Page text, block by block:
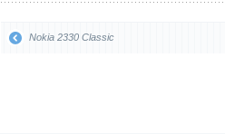
Nokia 2330 Classic